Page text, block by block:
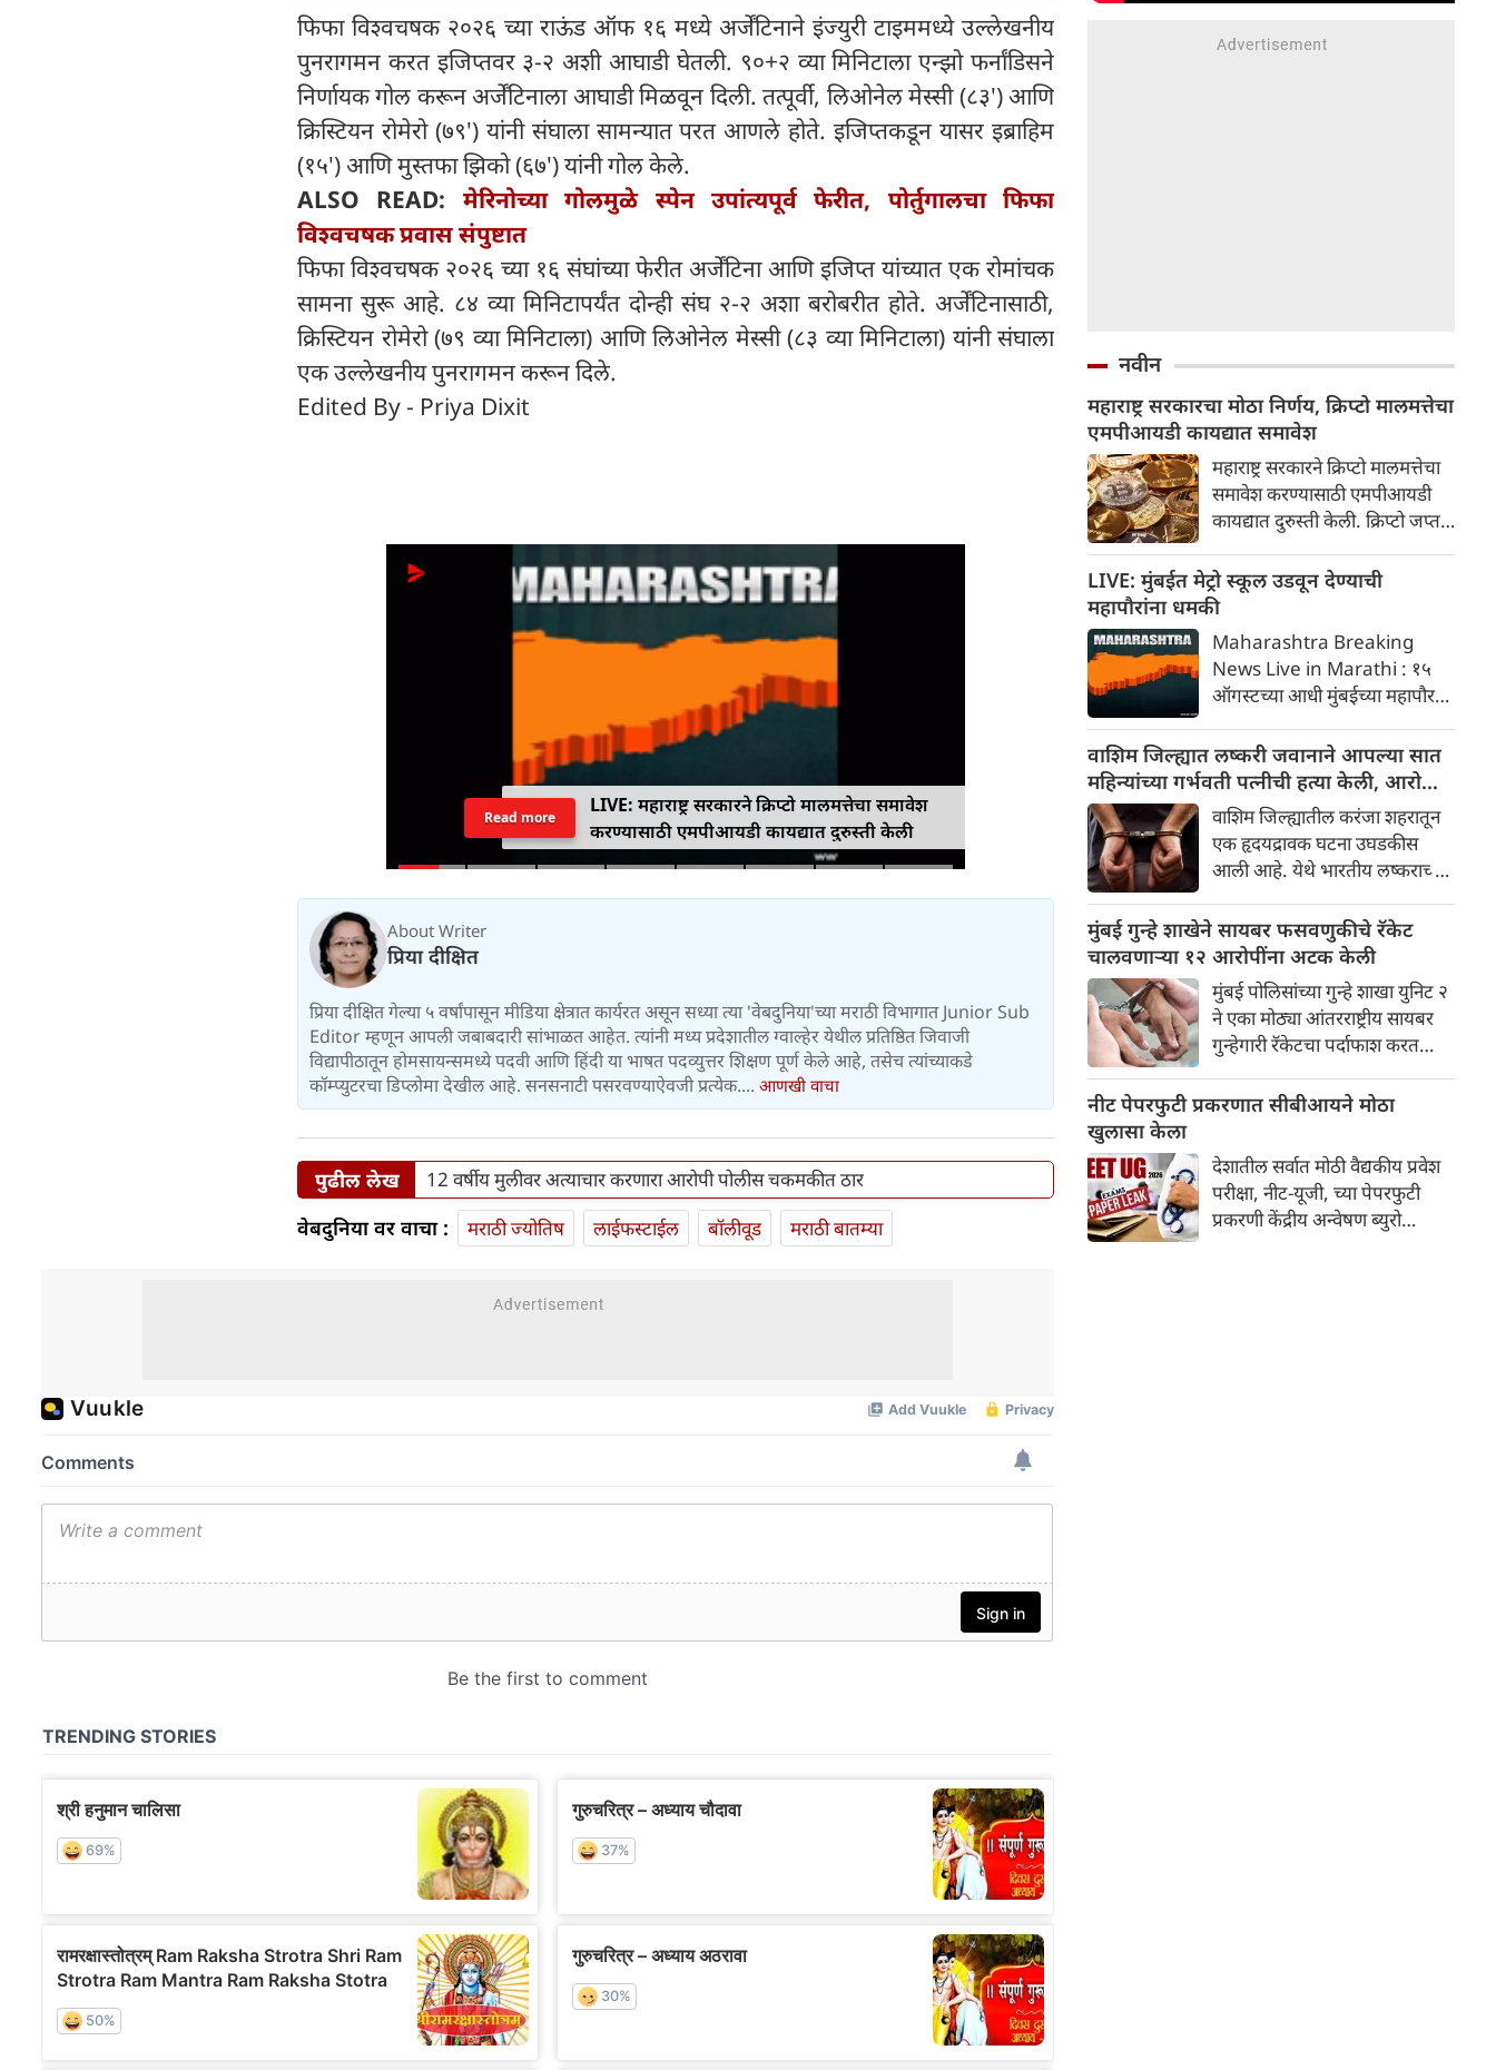
फिफा विश्वचषक २०२६ च्या राऊंड ऑफ १६ मध्ये अर्जेंटिनाने इंज्युरी टाइममध्ये उल्लेखनीय
पुनरागमन करत इजिप्तवर ३-२ अशी आघाडी घेतली. ९०+२ व्या मिनिटाला एन्झो फर्नांडिसने
निर्णायक गोल करून अर्जेंटिनाला आघाडी मिळवून दिली. तत्पूर्वी, लिओनेल मेस्सी (८३') आणि
क्रिस्टियन रोमेरो (७९') यांनी संघाला सामन्यात परत आणले होते. इजिप्तकडून यासर इब्राहिम
(१५') आणि मुस्तफा झिको (६७') यांनी गोल केले.
ALSO READ: मेरिनोच्या गोलमुळे स्पेन उपांत्यपूर्व फेरीत, पोर्तुगालचा फिफा
विश्वचषक प्रवास संपुष्टात
फिफा विश्वचषक २०२६ च्या १६ संघांच्या फेरीत अर्जेंटिना आणि इजिप्त यांच्यात एक रोमांचक
सामना सुरू आहे. ८४ व्या मिनिटापर्यंत दोन्ही संघ २-२ अशा बरोबरीत होते. अर्जेंटिनासाठी,
क्रिस्टियन रोमेरो (७९ व्या मिनिटाला) आणि लिओनेल मेस्सी (८३ व्या मिनिटाला) यांनी संघाला
एक उल्लेखनीय पुनरागमन करून दिले.
Edited By - Priya Dixit
LIVE: महाराष्ट्र सरकारने क्रिप्टो मालमत्तेचा समावेश
करण्यासाठी एमपीआयडी कायद्यात दुरुस्ती केली
Read more
About Writer
प्रिया दीक्षित
प्रिया दीक्षित गेल्या ५ वर्षांपासून मीडिया क्षेत्रात कार्यरत असून सध्या त्या 'वेबदुनिया'च्या मराठी विभागात Junior Sub
Editor म्हणून आपली जबाबदारी सांभाळत आहेत. त्यांनी मध्य प्रदेशातील ग्वाल्हेर येथील प्रतिष्ठित जिवाजी
विद्यापीठातून होमसायन्समध्ये पदवी आणि हिंदी या भाषत पदव्युत्तर शिक्षण पूर्ण केले आहे, तसेच त्यांच्याकडे
कॉम्प्युटरचा डिप्लोमा देखील आहे. सनसनाटी पसरवण्याऐवजी प्रत्येक.... आणखी वाचा
पुढील लेख 12 वर्षीय मुलीवर अत्याचार करणारा आरोपी पोलीस चकमकीत ठार
वेबदुनिया वर वाचा : मराठी ज्योतिष लाईफस्टाईल बॉलीवूड मराठी बातम्या
नवीन
महाराष्ट्र सरकारचा मोठा निर्णय, क्रिप्टो मालमत्तेचा
एमपीआयडी कायद्यात समावेश
महाराष्ट्र सरकारने क्रिप्टो मालमत्तेचा
समावेश करण्यासाठी एमपीआयडी
कायद्यात दुरुस्ती केली. क्रिप्टो जप्त
पीडितांना नुकसान भरपाई देणारे
महाराष्ट्र हे पहिले राज्य ठरले आहे.
LIVE: मुंबईत मेट्रो स्कूल उडवून देण्याची
महापौरांना धमकी
Maharashtra Breaking
News Live in Marathi : १५
ऑगस्टच्या आधी मुंबईच्या महापौर
शेअर बाजाराला लक्ष्य करून बॉम्बची
धमकी मिळाली आहे. खलिस्तान
समर्थकांनी पाठवलेल्या या ईमेलनंतर
मुंबई पोलिसांनी सायबर तपास सुरू
केला आहे
वाशिम जिल्ह्यात लष्करी जवानाने आपल्या सात
महिन्यांच्या गर्भवती पत्नीची हत्या केली, आरोपी
जवानाला अटक वाशिम जिल्ह्यातील करंजा शहरातून
एक हृदयद्रावक घटना उघडकीस
आली आहे. येथे भारतीय लष्कराच्या
महिन्यांच्या गर्भवती पत्नीची हत्या
केली आहे . या प्रकरणी पोलिसांनी
जवानाला त्याच्या आई-वडिलांसह
अटक केली असून हत्येचा गुन्हा
दाखल केला आहे.
मुंबई गुन्हे शाखेने सायबर फसवणुकीचे रॅकेट
चालवणाऱ्या १२ आरोपींना अटक केली
मुंबई पोलिसांच्या गुन्हे शाखा युनिट २
ने एका मोठ्या आंतरराष्ट्रीय सायबर
गुन्हेगारी रॅकेटचा पर्दाफाश करत
आहे. पोलिसांच्या माहितीनुसार, ही
सारख्या ऑनलाइन गेमिंग आणि
बेटिंग साइट्सच्या नावाखाली
देशभरातील लोकांची फसवणूक करत
होती.
नीट पेपरफुटी प्रकरणात सीबीआयने मोठा
खुलासा केला
देशातील सर्वात मोठी वैद्यकीय प्रवेश
परीक्षा, नीट-यूजी, च्या पेपरफुटी
प्रकरणी केंद्रीय अन्वेषण ब्युरो